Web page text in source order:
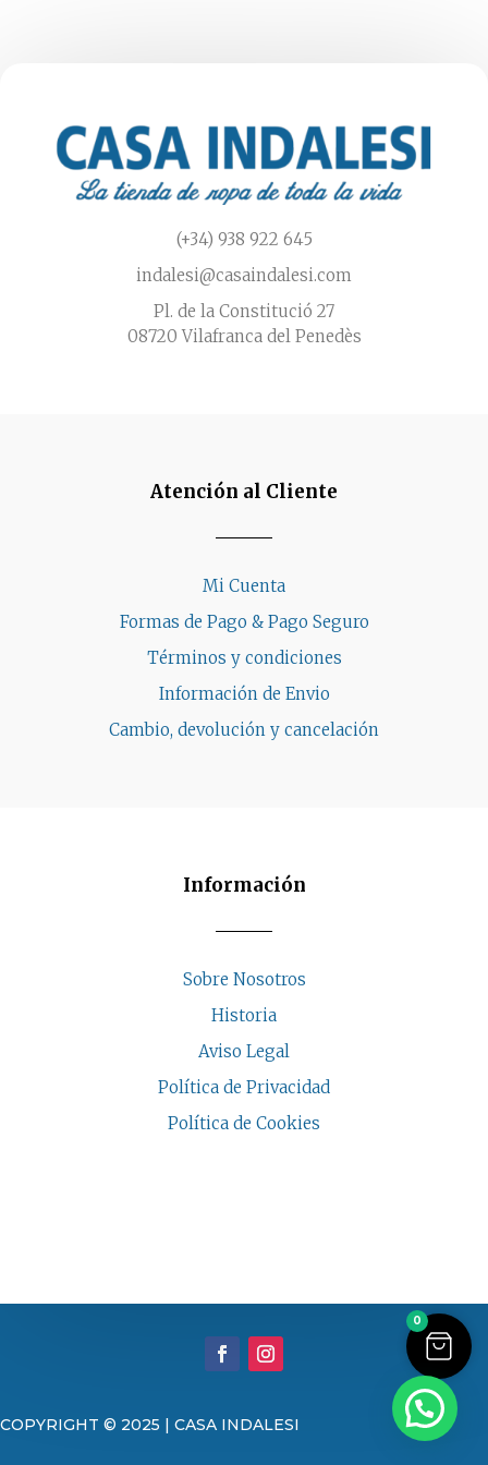
(+34) 938 922 645
indalesi@casaindalesi.com
Pl. de la Constitució 27
08720 Vilafranca del Penedès
Atención al Cliente
Mi Cuenta
Formas de Pago & Pago Seguro
Términos y condiciones
Información de Envio
Cambio, devolución y cancelación
Información
Sobre Nosotros
Historia
Aviso Legal
Política de Privacidad
Política de Cookies
COPYRIGHT © 2025 | CASA INDALESI
0